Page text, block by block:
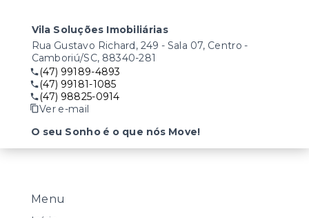
Menu
Vila Soluções Imobiliárias
Rua Gustavo Richard, 249 - Sala 07, Centro -
Camboriú/SC, 88340-281
(47) 99189-4893
(47) 99181-1085
(47) 98825-0914
Ver e-mail
O seu Sonho é o que nós Move!